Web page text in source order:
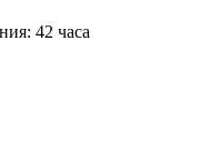
42 часа